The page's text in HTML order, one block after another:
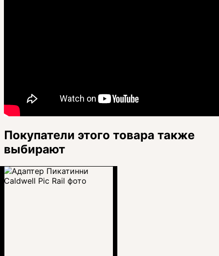
Покупатели этого товара также
выбирают